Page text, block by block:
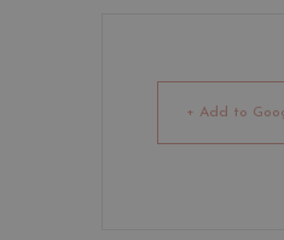
+ Add to